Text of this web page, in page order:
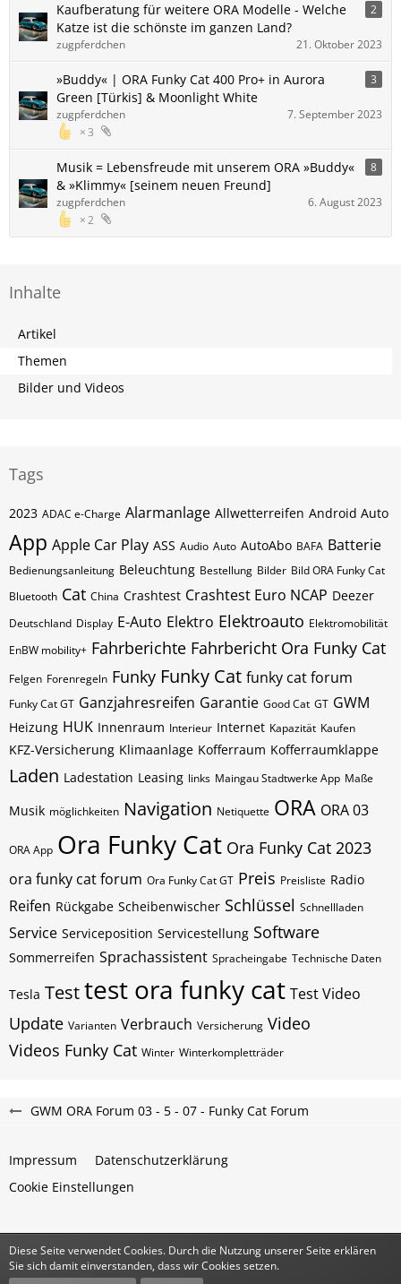
Kaufberatung für weitere ORA Modelle - Welche
Katze ist die schönste im ganzen Land?
2
zugpferdchen 21. Oktober 2023
»Buddy« | ORA Funky Cat 400 Pro+ in Aurora
Green [Türkis] & Moonlight White
3
3
zugpferdchen 7. September 2023
Musik = Lebensfreude mit unserem ORA »Buddy«
& »Klimmy« [seinem neuen Freund]
8
2
zugpferdchen 6. August 2023
Inhalte
Artikel
Themen
Bilder und Videos
Tags
2023 ADAC e-Charge Alarmanlage Allwetterreifen Android Auto
App Apple Car Play ASS Audio Auto AutoAbo BAFA Batterie
Bedienungsanleitung Beleuchtung Bestellung Bilder Bild ORA Funky Cat
Bluetooth Cat China Crashtest Crashtest Euro NCAP Deezer
Deutschland Display E-Auto Elektro Elektroauto Elektromobilität
EnBW mobility+ Fahrberichte Fahrbericht Ora Funky Cat
Felgen Forenregeln Funky Funky Cat funky cat forum
Funky Cat GT Ganzjahresreifen Garantie Good Cat GT GWM
Heizung HUK Innenraum Interieur Internet Kapazität Kaufen
KFZ-Versicherung Klimaanlage Kofferraum Kofferraumklappe
Laden Ladestation Leasing links Maingau Stadtwerke App Maße
Musik möglichkeiten Navigation Netiquette ORA ORA 03
ORA App Ora Funky Cat Ora Funky Cat 2023
ora funky cat forum Ora Funky Cat GT Preis Preisliste Radio
Reifen Rückgabe Scheibenwischer Schlüssel Schnellladen
Service Serviceposition Servicestellung Software
Sommerreifen Sprachassistent Spracheingabe Technische Daten
Tesla Testtest ora funky cat Test Video
Update Varianten Verbrauch Versicherung Video
Videos Funky Cat Winter Winterkompletträder
GWM ORA Forum 03 - 5 - 07 - Funky Cat Forum
Impressum
Datenschutzerklärung
Cookie Einstellungen
Community-Software:WoltLab Suite™
Diese Seite verwendet Cookies. Durch die Nutzung unserer Seite erklären
Sie sich damit einverstanden, dass wir Cookies setzen.